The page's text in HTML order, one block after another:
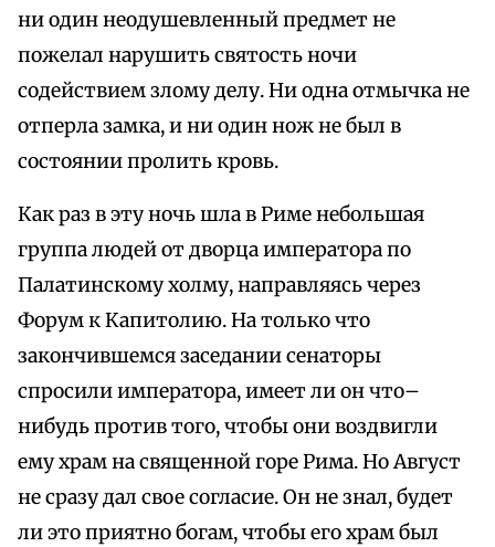
ни один неодушевленный предмет не
пожелал нарушить святость ночи
содействием злому делу. Ни одна отмычка не
отперла замка, и ни один нож не был в
состоянии пролить кровь.
Как раз в эту ночь шла в Риме небольшая
группа людей от дворца императора по
Палатинскому холму, направляясь через
Форум к Капитолию. На только что
закончившемся заседании сенаторы
спросили императора, имеет ли он что–
нибудь против того, чтобы они воздвигли
ему храм на священной горе Рима. Но Август
не сразу дал свое согласие. Он не знал, будет
ли это приятно богам, чтобы его храм был